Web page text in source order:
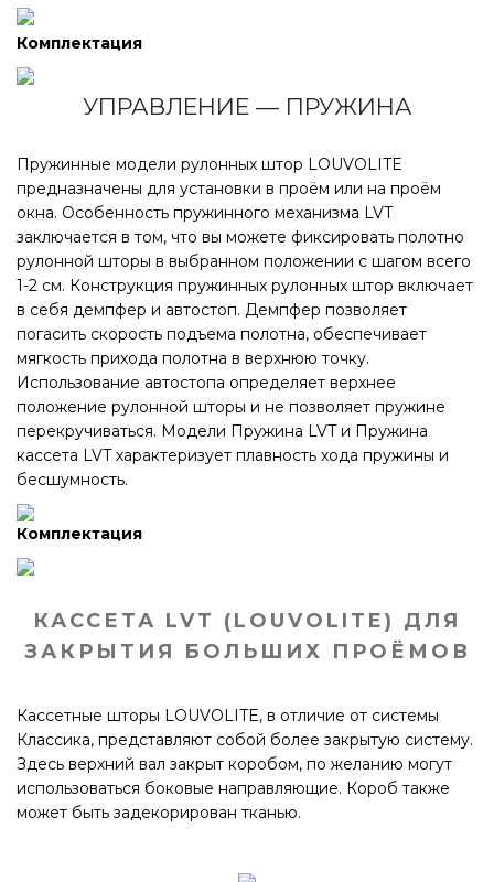
Комплектация
УПРАВЛЕНИЕ — ПРУЖИНА
Пружинные модели рулонных штор LOUVOLITE
предназначены для установки в проём или на проём
окна. Особенность пружинного механизма LVT
заключается в том, что вы можете фиксировать полотно
рулонной шторы в выбранном положении с шагом всего
1-2 см. Конструкция пружинных рулонных штор включает
в себя демпфер и автостоп. Демпфер позволяет
погасить скорость подъема полотна, обеспечивает
мягкость прихода полотна в верхнюю точку.
Использование автостопа определяет верхнее
положение рулонной шторы и не позволяет пружине
перекручиваться. Модели Пружина LVT и Пружина
кассета LVT характеризует плавность хода пружины и
бесшумность.
Комплектация
КАССЕТА LVT (LOUVOLITE) ДЛЯ
ЗАКРЫТИЯ БОЛЬШИХ ПРОЁМОВ
Кассетные шторы LOUVOLITE, в отличие от системы
Классика, представляют собой более закрытую систему.
Здесь верхний вал закрыт коробом, по желанию могут
использоваться боковые направляющие. Короб также
может быть задекорирован тканью.